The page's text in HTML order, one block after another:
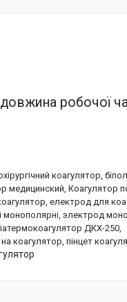
робочої
коагулятор,
медицинский, Коагулятор
електрод для
монополярні, электрод
ДКХ-250,
коагулятор, пінцет